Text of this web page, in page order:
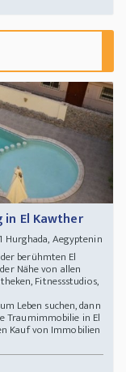
El Kawther
Hurghada, Aegyptenin
berühmten El
Nähe von allen
Fitnessstudios,
Leben suchen, dann
Traumimmobilie in El
Kauf von Immobilien